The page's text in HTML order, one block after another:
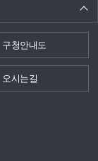
구청안내도
오시는길